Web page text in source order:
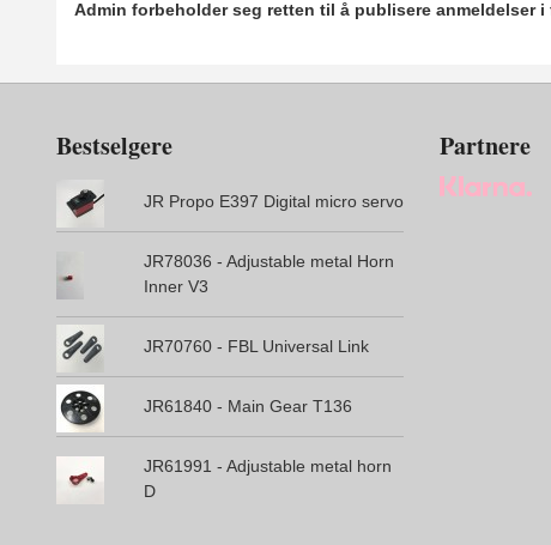
Admin forbeholder seg retten til å publisere anmeldelser
Bestselgere
JR Propo E397 Digital micro servo
JR78036 - Adjustable metal Horn
Inner V3
JR70760 - FBL Universal Link
JR61840 - Main Gear T136
JR61991 - Adjustable metal horn
D
Partnere